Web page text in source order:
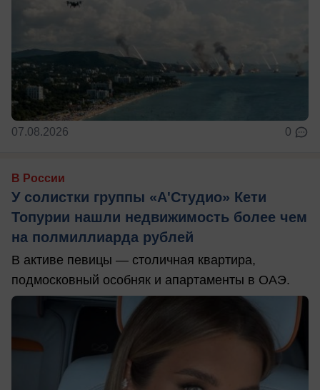
07.08.2026 0
В России
У солистки группы «А'Студио» Кети
Топурии нашли недвижимость более чем
на полмиллиарда рублей
В активе певицы — столичная квартира,
подмосковный особняк и апартаменты в ОАЭ.